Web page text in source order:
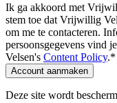
Ik ga akkoord met
stem toe dat Vrijwillig
om me te contacteren.
persoonsgegevens vind
Velsen's Content Policy.*
Account aanmaken
Deze site wordt